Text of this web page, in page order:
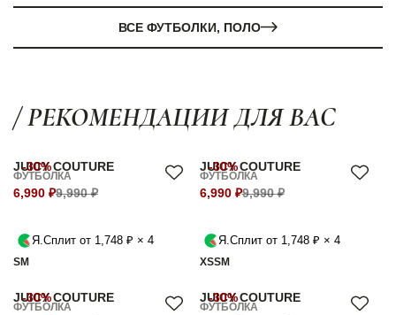
ВСЕ ФУТБОЛКИ, ПОЛО
/ РЕКОМЕНДАЦИИ ДЛЯ ВАС
-30%
JUICY COUTURE
ФУТБОЛКА
6,990 ₽9,990 ₽
Я.Сплит от 1,748 ₽ × 4
SM
-30%
JUICY COUTURE
ФУТБОЛКА
6,990 ₽9,990 ₽
Я.Сплит от 1,748 ₽ × 4
XSSM
-30%
JUICY COUTURE
ФУТБОЛКА
-30%
JUICY COUTURE
ФУТБОЛКА